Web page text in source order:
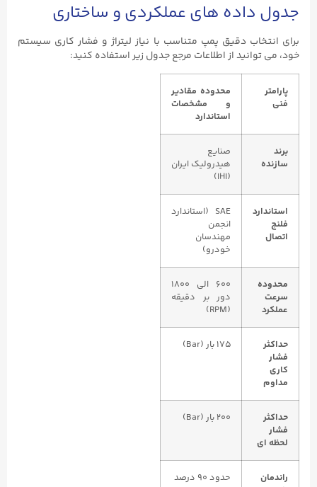
جدول داده ‌های عملکردی و ساختاری
برای انتخاب دقیق پمپ متناسب با نیاز لیتراژ و فشار کاری سیستم
خود، می ‌توانید از اطلاعات مرجع جدول زیر استفاده کنید:
پارامتر
فنی
محدوده مقادیر
و مشخصات
استاندارد
برند
سازنده
صنایع
هیدرولیک ایران
(IHI)
استاندارد
فلنج
اتصال
SAE (استاندارد
انجمن
مهندسان
خودرو)
محدوده
سرعت
عملکرد
۶۰۰ الی ۱۸۰۰
دور بر دقیقه
(RPM)
حداکثر
فشار
کاری
مداوم
۱۷۵ بار (Bar)
حداکثر
فشار
لحظه‌ ای
۲۰۰ بار (Bar)
راندمان
حدود ۹۰ درصد